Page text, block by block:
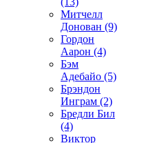
Митчелл
Донован (9)
Гордон
Аарон (4)
Бэм
Адебайо (5)
Брэндон
Инграм (2)
Бредли Бил
(4)
Виктор